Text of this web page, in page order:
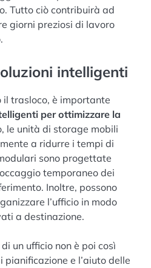
Tutto ciò contribuirà ad
giorni preziosi di lavoro
intelligenti
trasloco, è importante
per ottimizzare la
le unità di storage mobili
a ridurre i tempi di
sono progettate
temporaneo dei
Inoltre, possono
l’ufficio in modo
a destinazione.
un ufficio non è poi così
pianificazione e l’aiuto delle